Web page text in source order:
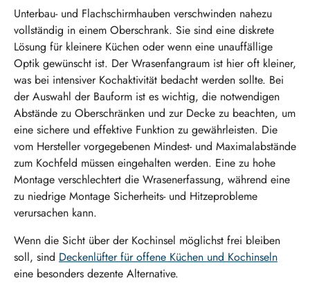
Unterbau- und Flachschirmhauben verschwinden nahezu
vollständig in einem Oberschrank. Sie sind eine diskrete
Lösung für kleinere Küchen oder wenn eine unauffällige
Optik gewünscht ist. Der Wrasenfangraum ist hier oft kleiner,
was bei intensiver Kochaktivität bedacht werden sollte. Bei
der Auswahl der Bauform ist es wichtig, die notwendigen
Abstände zu Oberschränken und zur Decke zu beachten, um
eine sichere und effektive Funktion zu gewährleisten. Die
vom Hersteller vorgegebenen Mindest- und Maximalabstände
zum Kochfeld müssen eingehalten werden. Eine zu hohe
Montage verschlechtert die Wrasenerfassung, während eine
zu niedrige Montage Sicherheits- und Hitzeprobleme
verursachen kann.
Wenn die Sicht über der Kochinsel möglichst frei bleiben
soll, sind Deckenlüfter für offene Küchen und Kochinseln
eine besonders dezente Alternative.